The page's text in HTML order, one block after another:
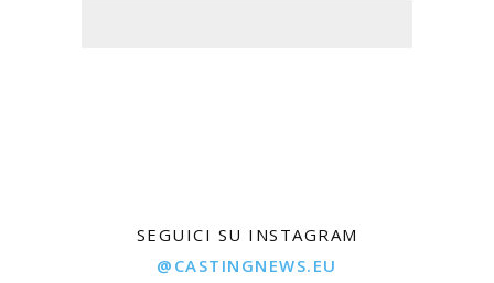
SEGUICI SU INSTAGRAM
@CASTINGNEWS.EU